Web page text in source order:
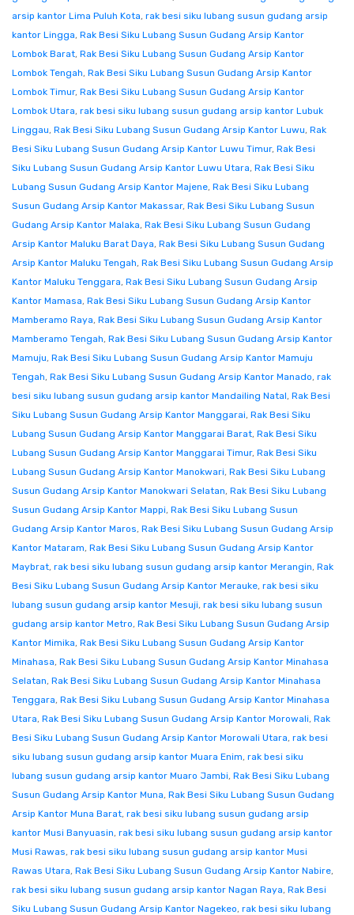
arsip kantor Lima Puluh Kota, rak besi siku lubang susun gudang arsip
kantor Lingga, Rak Besi Siku Lubang Susun Gudang Arsip Kantor
Lombok Barat, Rak Besi Siku Lubang Susun Gudang Arsip Kantor
Lombok Tengah, Rak Besi Siku Lubang Susun Gudang Arsip Kantor
Lombok Timur, Rak Besi Siku Lubang Susun Gudang Arsip Kantor
Lombok Utara, rak besi siku lubang susun gudang arsip kantor Lubuk
Linggau, Rak Besi Siku Lubang Susun Gudang Arsip Kantor Luwu, Rak
Besi Siku Lubang Susun Gudang Arsip Kantor Luwu Timur, Rak Besi
Siku Lubang Susun Gudang Arsip Kantor Luwu Utara, Rak Besi Siku
Lubang Susun Gudang Arsip Kantor Majene, Rak Besi Siku Lubang
Susun Gudang Arsip Kantor Makassar, Rak Besi Siku Lubang Susun
Gudang Arsip Kantor Malaka, Rak Besi Siku Lubang Susun Gudang
Arsip Kantor Maluku Barat Daya, Rak Besi Siku Lubang Susun Gudang
Arsip Kantor Maluku Tengah, Rak Besi Siku Lubang Susun Gudang Arsip
Kantor Maluku Tenggara, Rak Besi Siku Lubang Susun Gudang Arsip
Kantor Mamasa, Rak Besi Siku Lubang Susun Gudang Arsip Kantor
Mamberamo Raya, Rak Besi Siku Lubang Susun Gudang Arsip Kantor
Mamberamo Tengah, Rak Besi Siku Lubang Susun Gudang Arsip Kantor
Mamuju, Rak Besi Siku Lubang Susun Gudang Arsip Kantor Mamuju
Tengah, Rak Besi Siku Lubang Susun Gudang Arsip Kantor Manado, rak
besi siku lubang susun gudang arsip kantor Mandailing Natal, Rak Besi
Siku Lubang Susun Gudang Arsip Kantor Manggarai, Rak Besi Siku
Lubang Susun Gudang Arsip Kantor Manggarai Barat, Rak Besi Siku
Lubang Susun Gudang Arsip Kantor Manggarai Timur, Rak Besi Siku
Lubang Susun Gudang Arsip Kantor Manokwari, Rak Besi Siku Lubang
Susun Gudang Arsip Kantor Manokwari Selatan, Rak Besi Siku Lubang
Susun Gudang Arsip Kantor Mappi, Rak Besi Siku Lubang Susun
Gudang Arsip Kantor Maros, Rak Besi Siku Lubang Susun Gudang Arsip
Kantor Mataram, Rak Besi Siku Lubang Susun Gudang Arsip Kantor
Maybrat, rak besi siku lubang susun gudang arsip kantor Merangin, Rak
Besi Siku Lubang Susun Gudang Arsip Kantor Merauke, rak besi siku
lubang susun gudang arsip kantor Mesuji, rak besi siku lubang susun
gudang arsip kantor Metro, Rak Besi Siku Lubang Susun Gudang Arsip
Kantor Mimika, Rak Besi Siku Lubang Susun Gudang Arsip Kantor
Minahasa, Rak Besi Siku Lubang Susun Gudang Arsip Kantor Minahasa
Selatan, Rak Besi Siku Lubang Susun Gudang Arsip Kantor Minahasa
Tenggara, Rak Besi Siku Lubang Susun Gudang Arsip Kantor Minahasa
Utara, Rak Besi Siku Lubang Susun Gudang Arsip Kantor Morowali, Rak
Besi Siku Lubang Susun Gudang Arsip Kantor Morowali Utara, rak besi
siku lubang susun gudang arsip kantor Muara Enim, rak besi siku
lubang susun gudang arsip kantor Muaro Jambi, Rak Besi Siku Lubang
Susun Gudang Arsip Kantor Muna, Rak Besi Siku Lubang Susun Gudang
Arsip Kantor Muna Barat, rak besi siku lubang susun gudang arsip
kantor Musi Banyuasin, rak besi siku lubang susun gudang arsip kantor
Musi Rawas, rak besi siku lubang susun gudang arsip kantor Musi
Rawas Utara, Rak Besi Siku Lubang Susun Gudang Arsip Kantor Nabire,
rak besi siku lubang susun gudang arsip kantor Nagan Raya, Rak Besi
Siku Lubang Susun Gudang Arsip Kantor Nagekeo, rak besi siku lubang